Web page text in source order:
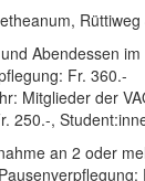
Abendessen
Fr. 360.-
Mitglieder der
250.-,
an 2 oder